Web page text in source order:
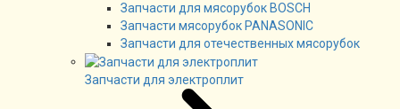
Запчасти для мясорубок BOSCH
Запчасти мясорубок PANASONIC
Запчасти для отечественных мясорубок
Запчасти для электроплит